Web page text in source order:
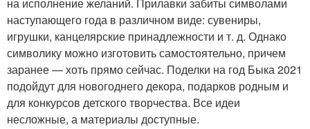
на исполнение желаний. Прилавки забиты символами
наступающего года в различном виде: сувениры,
игрушки, канцелярские принадлежности и т. д. Однако
символику можно изготовить самостоятельно, причем
заранее — хоть прямо сейчас. Поделки на год Быка 2021
подойдут для новогоднего декора, подарков родным и
для конкурсов детского творчества. Все идеи
несложные, а материалы доступные.